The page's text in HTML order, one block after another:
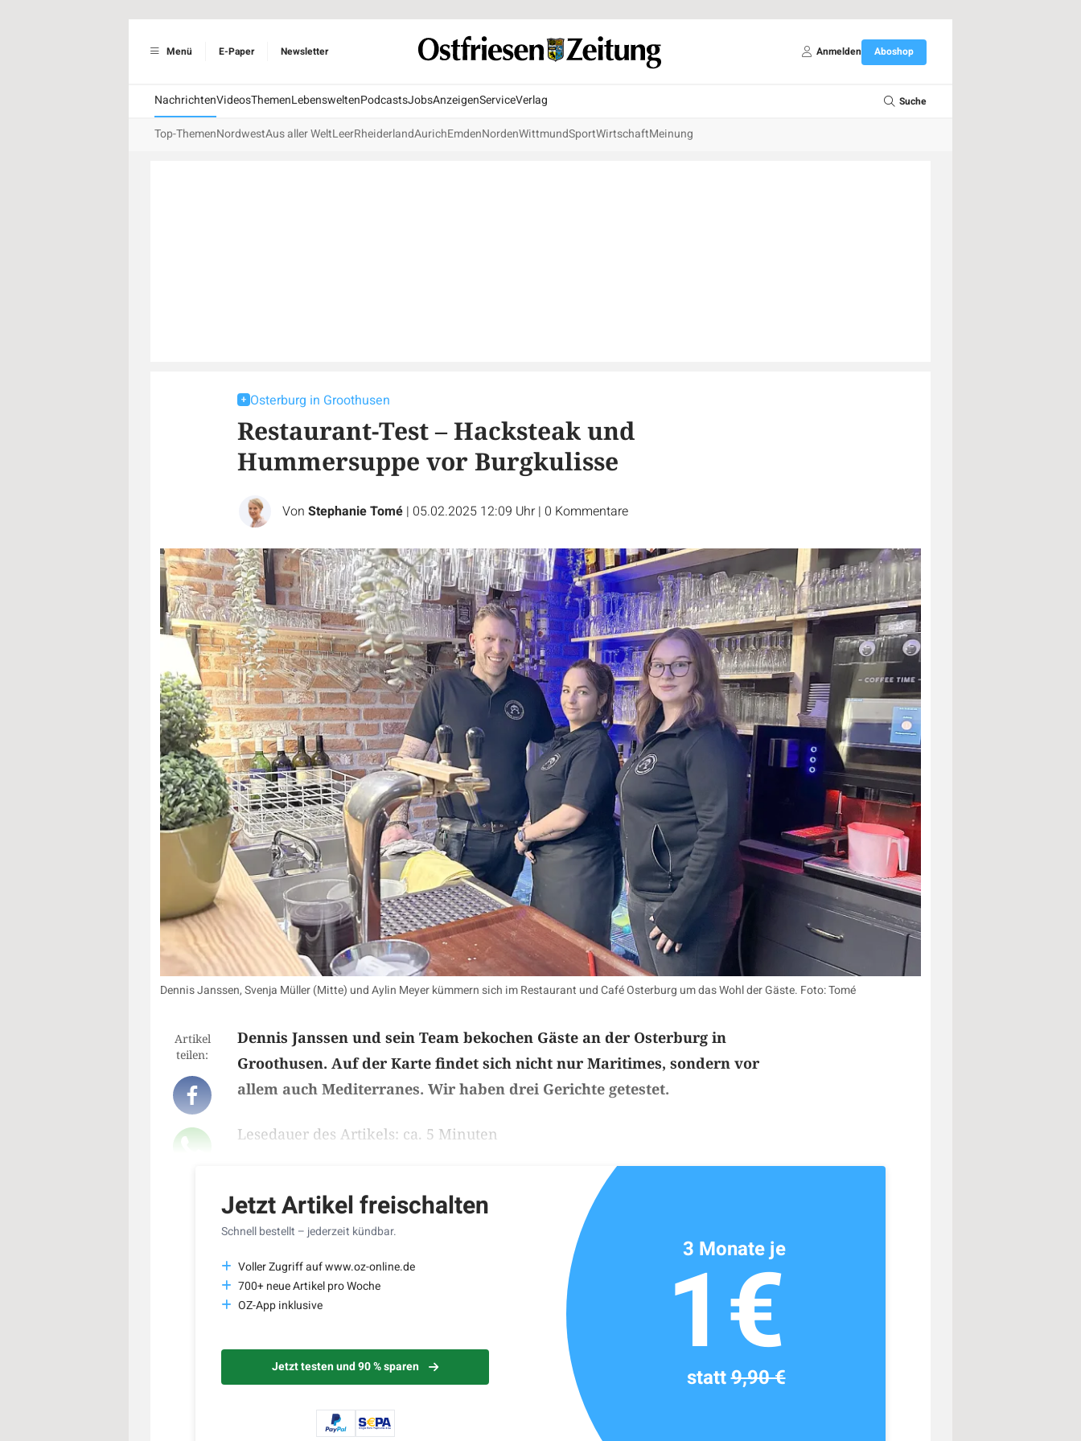
Menü E-Paper Newsletter Anmelden Aboshop
NachrichtenVideosThemenLebensweltenPodcastsJobsAnzeigenServiceVerlag Suche
Top-ThemenNordwestAus aller WeltLeerRheiderlandAurichEmdenNordenWittmundSportWirtschaftMeinung
Osterburg in Groothusen
Restaurant-Test – Hacksteak und
Hummersuppe vor Burgkulisse
Von Stephanie Tomé | 05.02.2025 12:09 Uhr | 0 Kommentare
Dennis Janssen, Svenja Müller (Mitte) und Aylin Meyer kümmern sich im Restaurant und Café Osterburg um das Wohl der Gäste. Foto: Tomé
Artikel
teilen:
Dennis Janssen und sein Team bekochen Gäste an der Osterburg in
Groothusen. Auf der Karte findet sich nicht nur Maritimes, sondern vor
allem auch Mediterranes. Wir haben drei Gerichte getestet.
Lesedauer des Artikels: ca. 5 Minuten
Jetzt Artikel freischalten
Schnell bestellt – jederzeit kündbar.
Voller Zugriff auf www.oz-online.de
700+ neue Artikel pro Woche
OZ-App inklusive
Jetzt testen und 90 % sparen
3 Monate je
1€
statt9,90 €